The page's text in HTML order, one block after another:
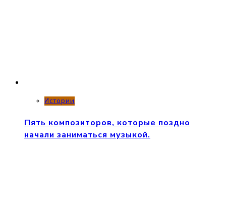
Истории
Пять композиторов, которые поздно
начали заниматься музыкой.